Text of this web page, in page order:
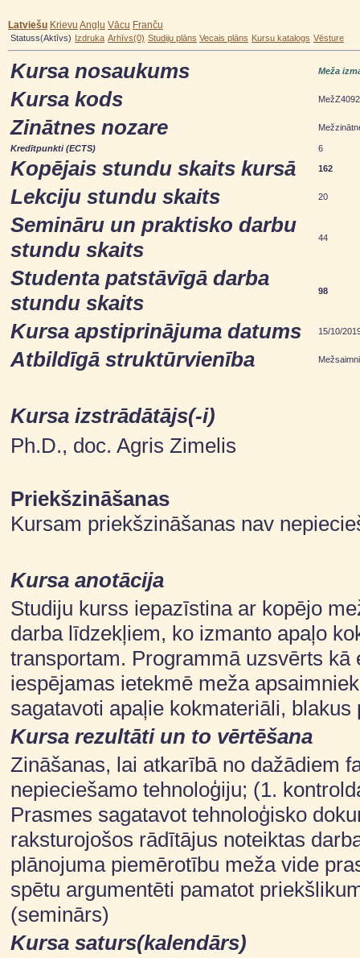
Latviešu Krievu Angļu Vācu Franču
Statuss(Aktīvs) Izdruka Arhīvs(0) Studiju plāns Vecais plāns Kursu katalogs Vēsture
Kursa nosaukums Meža
Kursa kods MežZ4092
Zinātnes nozare
Kredītpunkti (ECTS) 6
Kopējais stundu skaits kursā 162
Lekciju stundu skaits 20
Semināru un praktisko darbu
stundu skaits
44
Studenta patstāvīgā darba
stundu skaits
98
Kursa apstiprinājuma datums 15/10/
Atbildīgā struktūrvienība
Kursa izstrādātājs(-i)
Ph.D., doc. Agris Zimelis
Priekšzināšanas
Kursam priekšzināšanas nav
Kursa anotācija
Studiju kurss iepazīstina ar kopējo
darba līdzekļiem, ko izmanto apaļo
transportam. Programmā uzsvērts
iespējamas ietekmē meža
sagatavoti apaļie kokmateriāli,
Kursa rezultāti un to vērtēšana
Zināšanas, lai atkarībā no dažādiem
nepieciešamo tehnoloģiju; (1.
Prasmes sagatavot tehnoloģisko
raksturojošos rādītājus noteiktas
plānojuma piemērotību meža vide
spētu argumentēti pamatot
(seminārs)
Kursa saturs(kalendārs)